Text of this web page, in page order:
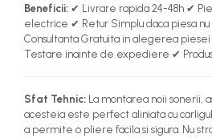
Beneficii: ✔ Livrare rapida 24-48h ✔
electrice ✔ Retur Simplu daca piesa
Consultanta Gratuita in alegerea
Testare inainte de expediere ✔ Produs
Sfat Tehnic: La montarea noii sonerii,
acesteia este perfect aliniata cu
a permite o pliere facila si sigura. Nu